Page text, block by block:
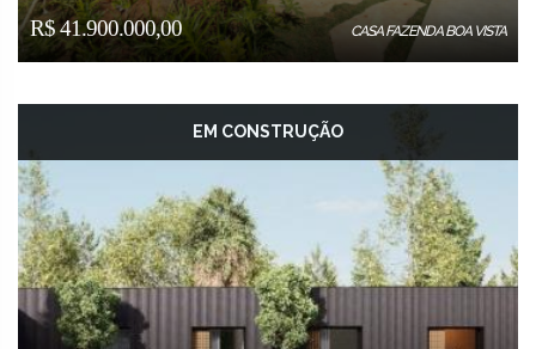
R$ 41.900.000,00 CASA FAZENDA BOA VISTA
EM CONSTRUÇÃO